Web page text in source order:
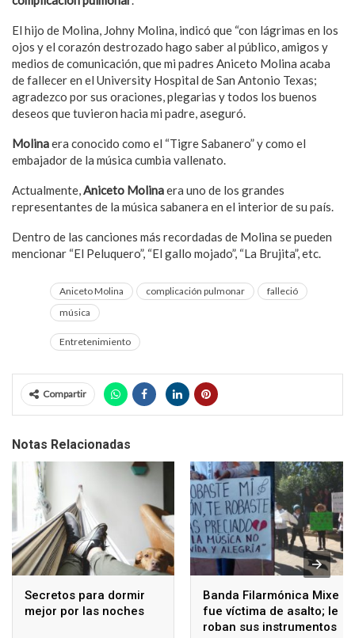
El hijo de Molina, Johny Molina, indicó que “con lágrimas en los
ojos y el corazón destrozado hago saber al público, amigos y
medios de comunicación, que mi padres Aniceto Molina acaba
de fallecer en el University Hospital de San Antonio Texas;
agradezco por sus oraciones, plegarias y todos los buenos
deseos que tuvieron hacia mi padre, aseguró.
Molinaera conocido como el “Tigre Sabanero” y como el
embajador de la música cumbia vallenato.
Actualmente,Aniceto Molinaera uno de los grandes
representantes de la música sabanera en el interior de su país.
Dentro de las canciones más recordadas de Molina se pueden
mencionar “El Peluquero”, “El gallo mojado”, “La Brujita”, etc.
Aniceto Molina complicación pulmonar
falleció
música
Entretenimiento
Compartir
Notas Relacionadas
Secretos para dormir
mejor por las noches
Banda Filarmónica Mixe
fue víctima de asalto; le
roban sus instrumentos